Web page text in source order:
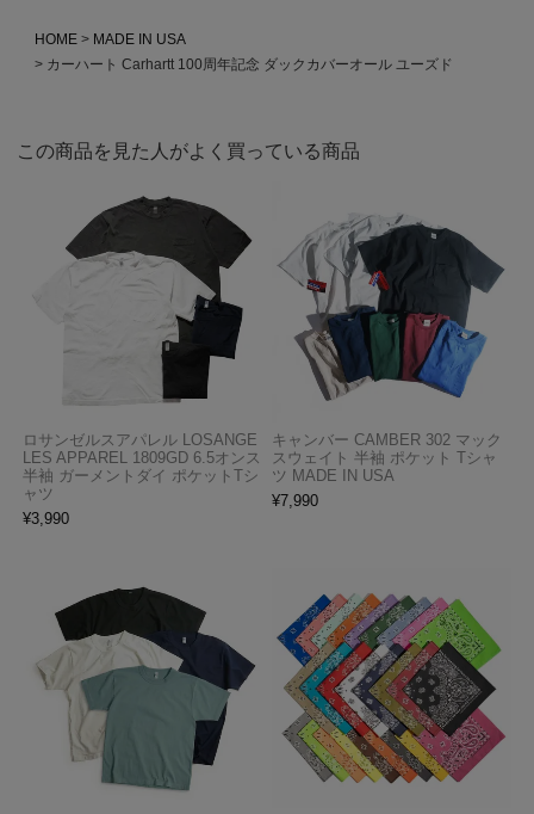
HOME
MADE IN USA
カーハート Carhartt 100周年記念 ダックカバーオール ユーズド
この商品を見た人がよく買っている商品
ロサンゼルスアパレル LOSANGE
LES APPAREL 1809GD 6.5オンス
半袖 ガーメントダイ ポケットTシ
ャツ
¥3,990
キャンバー CAMBER 302 マック
スウェイト 半袖 ポケット Tシャ
ツ MADE IN USA
¥7,990